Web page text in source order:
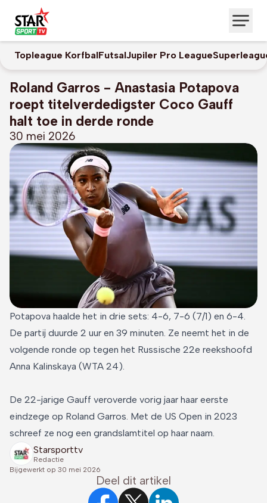
Topleague KorfbalFutsalJupiler Pro League
Roland Garros - Anastasia Potapova
roept titelverdedigster Coco Gauff
halt toe in derde ronde
30 mei 2026
Potapova haalde het in drie sets: 4-6, 7-6 (7/1) en 6-4.
De partij duurde 2 uur en 39 minuten. Ze neemt het in de
volgende ronde op tegen het Russische 22e reekshoofd
Anna Kalinskaya (WTA 24).
De 22-jarige Gauff veroverde vorig jaar haar eerste
eindzege op Roland Garros. Met de US Open in 2023
schreef ze nog een grandslamtitel op haar naam.
Starsporttv
Redactie
Bijgewerkt op 30 mei 2026
Deel dit artikel